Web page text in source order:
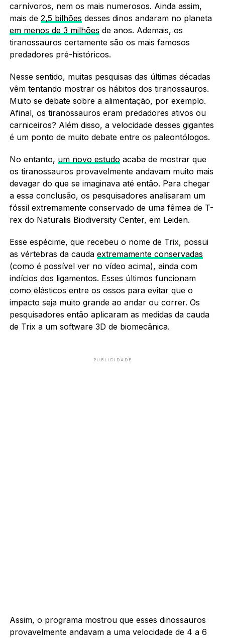
carnívoros, nem os mais numerosos. Ainda assim,
mais de 2,5 bilhões desses dinos andaram no planeta
em menos de 3 milhões de anos. Ademais, os
tiranossauros certamente são os mais famosos
predadores pré-históricos.
Nesse sentido, muitas pesquisas das últimas décadas
vêm tentando mostrar os hábitos dos tiranossauros.
Muito se debate sobre a alimentação, por exemplo.
Afinal, os tiranossauros eram predadores ativos ou
carniceiros? Além disso, a velocidade desses gigantes
é um ponto de muito debate entre os paleontólogos.
No entanto, um novo estudo acaba de mostrar que
os tiranossauros provavelmente andavam muito mais
devagar do que se imaginava até então. Para chegar
a essa conclusão, os pesquisadores analisaram um
fóssil extremamente conservado de uma fêmea de T-
rex do Naturalis Biodiversity Center, em Leiden.
Esse espécime, que recebeu o nome de Trix, possui
as vértebras da cauda extremamente conservadas
(como é possível ver no vídeo acima), ainda com
indícios dos ligamentos. Esses últimos funcionam
como elásticos entre os ossos para evitar que o
impacto seja muito grande ao andar ou correr. Os
pesquisadores então aplicaram as medidas da cauda
de Trix a um software 3D de biomecânica.
PUBLICIDADE
Assim, o programa mostrou que esses dinossauros
provavelmente andavam a uma velocidade de 4 a 6